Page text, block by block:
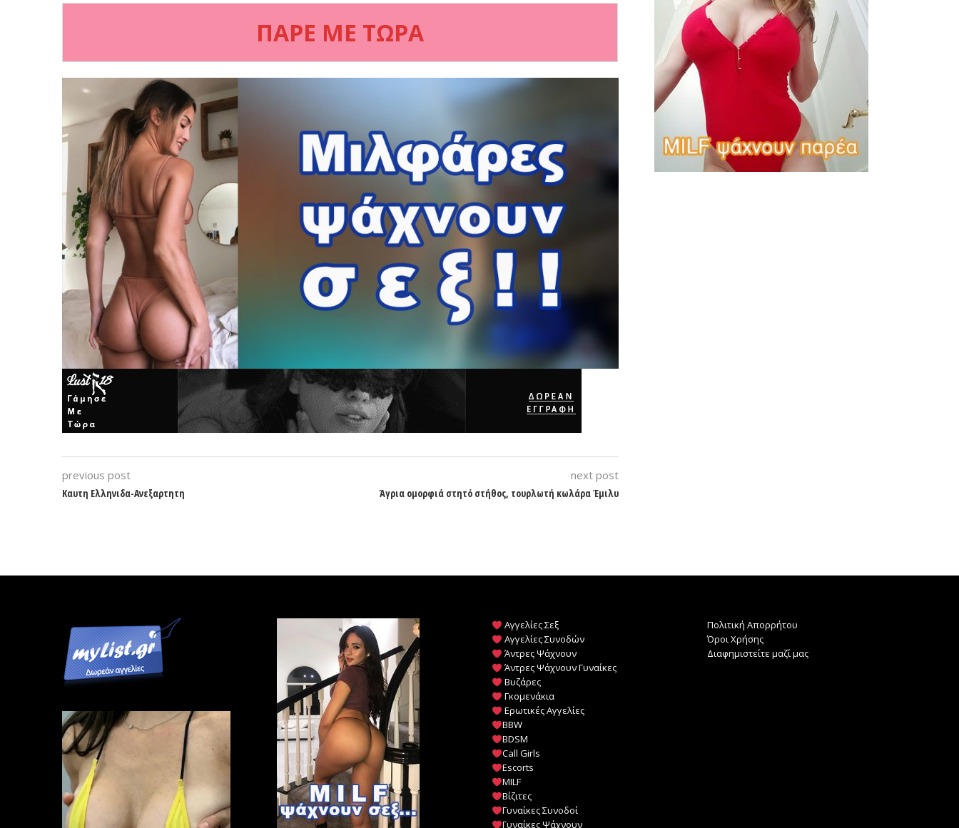
ΠΑΡΕ ΜΕ ΤΩΡΑ
previous post
Καυτη Ελληνιδα-Ανεξαρτητη
next post
Άγρια ομορφιά στητό στήθος, τουρλωτή κωλάρα Έμιλυ
Αγγελίες Σεξ
Αγγελίες Συνοδών
Άντρες Ψάχνουν
Άντρες Ψάχνουν Γυναίκες
Βυζάρες
Γκομενάκια
Ερωτικές Αγγελίες
BBW
BDSM
Call Girls
Escorts
MILF
️Βίζιτες
Γυναίκες Συνοδοί
Γυναίκες Ψάχνουν
Πολιτική Απορρήτου
Όροι Χρήσης
Διαφημιστείτε μαζί μας